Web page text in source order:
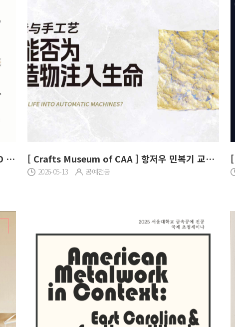
[ Silpakorn University- "Creative AI & 3D Workshop" ] 태국 민복기 교수님 특강 [ Crafts Museum of CAA ] 항저우 민복기 교수님 특강
2026-05-13 공예전공